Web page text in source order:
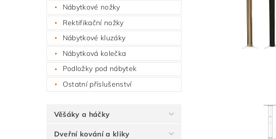
Nábytkové nožky
Rektifikační nožky
Nábytkové kluzáky
Nábytková kolečka
Podložky pod nábytek
Ostatní příslušenství
Věšáky a háčky
Dveřní kování a kliky